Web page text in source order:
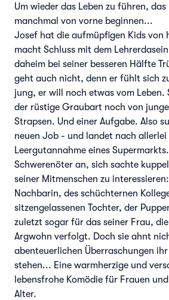
Um wieder das Leben zu führen,
manchmal von vorne beginnen...
Josef hat die aufmüpfigen Kids von
macht Schluss mit dem
daheim bei seiner besseren Hälfte
geht auch nicht, denn er fühlt sich
jung, er will noch etwas vom
der rüstige Graubart noch von
Strapsen. Und einer Aufgabe. Also
neuen Job - und landet nach allerlei
Leergutannahme eines
Schwerenöter an, sich sachte
seiner Mitmenschen zu
Nachbarin, des schüchternen
sitzengelassenen Tochter, der
zuletzt sogar für das seiner Frau,
Argwohn verfolgt. Doch sie ahnt
abenteuerlichen Überraschungen
stehen... Eine warmherzige und
lebensfrohe Komödie für Frauen
Alter.